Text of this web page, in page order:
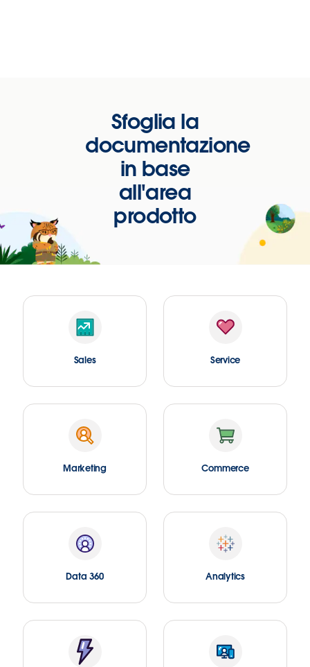
Sfoglia la
documentazione
in base
all'area
prodotto
Sales Service
Marketing Commerce
Data 360 Analytics